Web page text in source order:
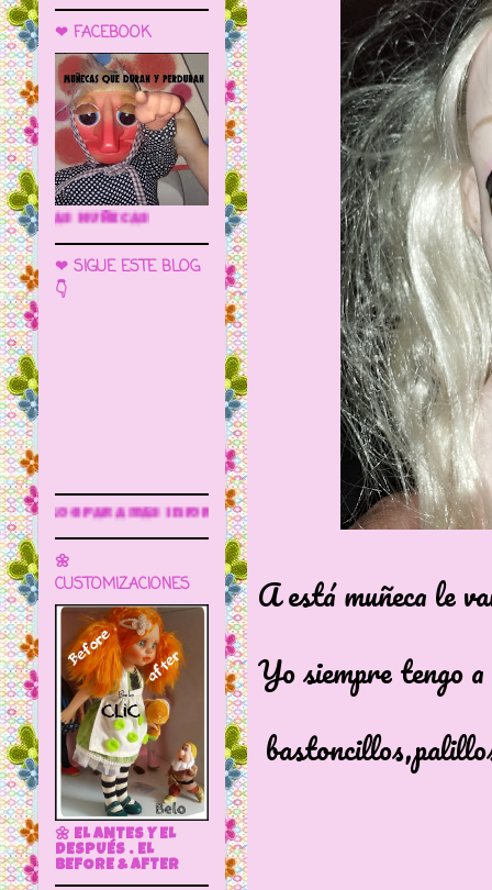
A está muñeca le
Yo siempre tengo
❤ FACEBOOK
🌼 LA CUEVA DE LAS MUÑECAS
❤ SIGUE ESTE BLOG
👇
🌼
CUSTOMIZACIONES
🌼 EL ANTES Y EL
DESPUÉS . EL
BEFORE & AFTER